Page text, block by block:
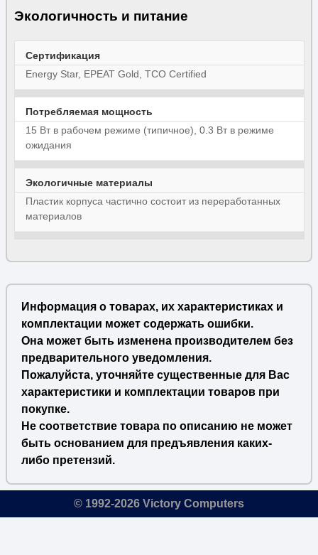
Экологичность и питание
Сертификация
Energy Star, EPEAT Gold, TCO Certified
Потребляемая мощность
15 Вт в рабочем режиме (типичное), 0.3 Вт в режиме
ожидания
Экологичные материалы
Пластик корпуса частично состоит из переработанных
материалов
Информация о товарах, их характеристиках и
комплектации может содержать ошибки.
Она может быть изменена производителем без
предварительного уведомления.
Пожалуйста, уточняйте существенные для Вас
характеристики и комплектации товаров при
покупке.
Не соответствие товара по описанию не может
быть основанием для предъявления каких-
либо претензий.
© 1992-2026 Victory Computers